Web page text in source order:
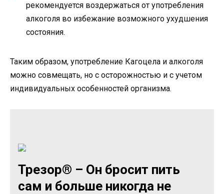
рекомендуется воздержаться от употребления
алкоголя во избежание возможного ухудшения
состояния.
Таким образом, употребление Кагоцела и алкоголя
можно совмещать, но с осторожностью и с учетом
индивидуальных особенностей организма.
Трезор® – Он бросит пить
сам и больше никогда не